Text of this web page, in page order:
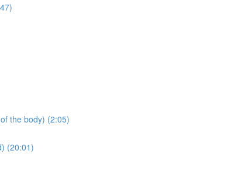
the body) (2:05)
(20:01)